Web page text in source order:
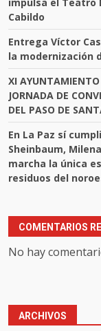
Cabildo
Entrega Víctor
la modernización
XI
JORNADA DE
DEL PASO DE
En La Paz sí
Sheinbaum,
marcha la única
residuos del
COMENTARIOS
No hay
ARCHIVOS